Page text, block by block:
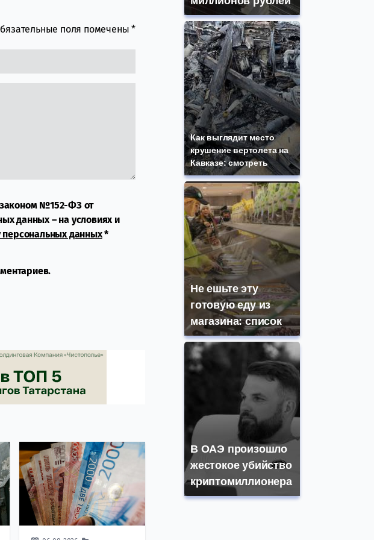
поля помечены*
№152-ФЗ от
данных – на условиях и
персональных данных*
Как выглядит место
крушение вертолета на
Кавказе: смотреть
Не ешьте эту
готовую еду из
магазина: список
В ОАЭ произошло
жестокое убийство
криптомиллионера